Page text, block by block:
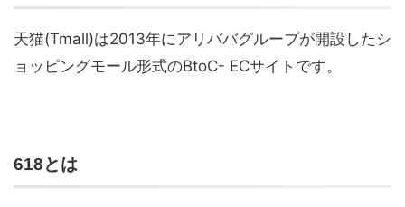
天猫(Tmall)は2013年にアリババグループが開設したシ
ョッピングモール形式のBtoC- ECサイトです。
618とは